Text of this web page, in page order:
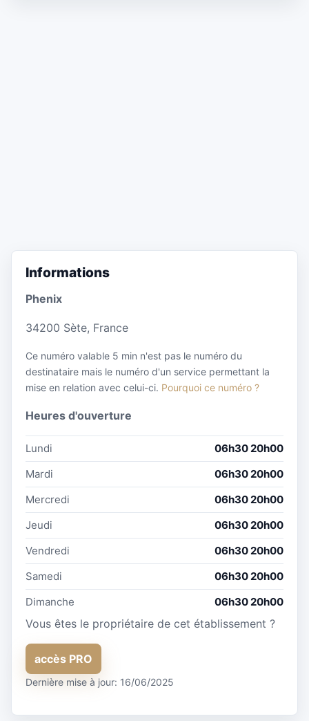
Informations
Phenix
34200 Sète, France
Ce numéro valable 5 min n'est pas le numéro du
destinataire mais le numéro d'un service permettant la
mise en relation avec celui-ci. Pourquoi ce numéro ?
Heures d'ouverture
Lundi
06h30 20h00
Mardi
06h30 20h00
Mercredi
06h30 20h00
Jeudi
06h30 20h00
Vendredi
06h30 20h00
Samedi
06h30 20h00
Dimanche
06h30 20h00
Vous êtes le propriétaire de cet établissement ?
accès PRO
Dernière mise à jour: 16/06/2025